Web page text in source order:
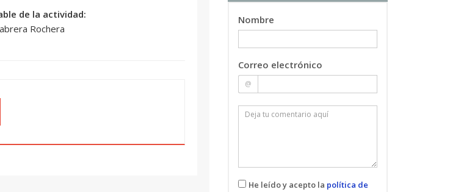
de la actividad:
Rochera
Nombre
Correo electrónico
@
He leído y acepto la política de